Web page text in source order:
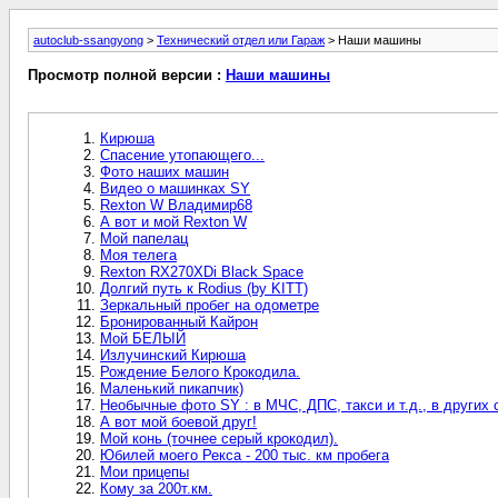
autoclub-ssangyong > Технический отдел или Гараж > Наши машины
Просмотр полной версии : Наши машины
Кирюша
Спасение утопающего...
Фото наших машин
Видео о машинках SY
Rexton W Владимир68
А вот и мой Rexton W
Мой папелац
Моя телега
Rexton RX270XDi Black Space
Долгий путь к Rodius (by KITT)
Зеркальный пробег на одометре
Бронированный Кайрон
Мой БЕЛЫЙ
Излучинский Кирюша
Рождение Белого Крокодила.
Маленький пикапчик)
Необычные фото SY : в МЧС, ДПС, такси и т.д., в других
А вот мой боевой друг!
Мой конь (точнее серый крокодил).
Юбилей моего Рекса - 200 тыс. км пробега
Мои прицепы
Кому за 200т.км.